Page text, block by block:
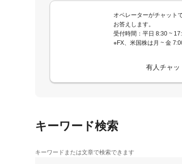
オペレーターがチャット
お答えします。
受付時間：平日 8:30 ~
※FX、米国株は月 ~ 金
有人チャッ
キーワード検索
キーワードまたは文章で検索できます